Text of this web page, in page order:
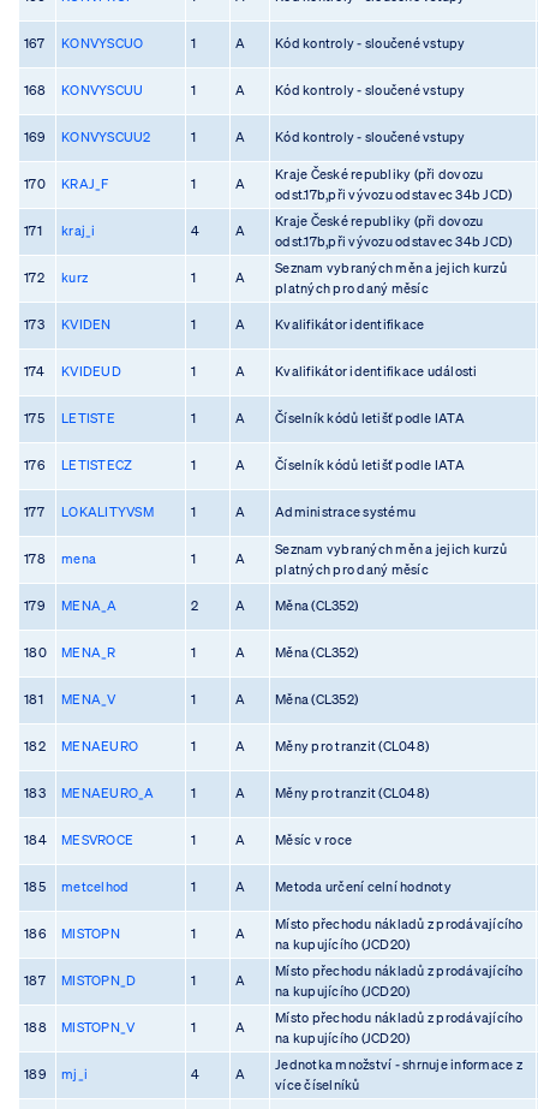
167 KONVYSCUO 1 A Kód kontroly - sloučené vstupy
168 KONVYSCUU 1 A Kód kontroly - sloučené vstupy
169 KONVYSCUU2 1 A Kód kontroly - sloučené vstupy
170 KRAJ_F 1 A
Kraje České republiky (při dovozu
odst.17b,při vývozu odstavec 34b JCD)
171 kraj_i 4 A
Kraje České republiky (při dovozu
odst.17b,při vývozu odstavec 34b JCD)
172 kurz 1 A
Seznam vybraných měn a jejich kurzů
platných pro daný měsíc
173 KVIDEN 1 A Kvalifikátor identifikace
174 KVIDEUD 1 A Kvalifikátor identifikace události
175 LETISTE 1 A Číselník kódů letišť podle IATA
176 LETISTECZ 1 A Číselník kódů letišť podle IATA
177 LOKALITYVSM 1 A Administrace systému
178 mena 1 A
Seznam vybraných měn a jejich kurzů
platných pro daný měsíc
179 MENA_A 2 A Měna (CL352)
180 MENA_R 1 A Měna (CL352)
181 MENA_V 1 A Měna (CL352)
182 MENAEURO 1 A Měny pro tranzit (CL048)
183 MENAEURO_A 1 A Měny pro tranzit (CL048)
184 MESVROCE 1 A Měsíc v roce
185 metcelhod 1 A Metoda určení celní hodnoty
186 MISTOPN 1 A
Místo přechodu nákladů z prodávajícího
na kupujícího (JCD20)
187 MISTOPN_D 1 A
Místo přechodu nákladů z prodávajícího
na kupujícího (JCD20)
188 MISTOPN_V 1 A
Místo přechodu nákladů z prodávajícího
na kupujícího (JCD20)
189 mj_i 4 A
Jednotka množství - shrnuje informace z
více číselníků